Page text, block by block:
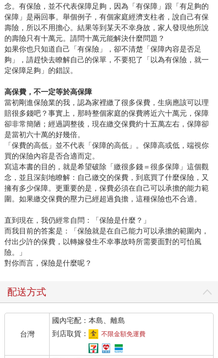
念。有保險，並不代表保障足夠，因為「有保障」跟「有足夠的
保障」是兩回事。舉個例子，有個家庭經濟支柱者，說自己有保
壽險，所以不用擔心。結果等到某天不幸身故，家人發現他所說
的壽險只有十萬元。請問十萬元能解決什麼問題？
如果你也只知道自己「有保險」，卻不清楚「保障內容是否足
夠」，請趕快去瞭解自己的保單，不要犯了「以為有保險，就一
定保障足夠」的錯誤。
高保費，不一定等於高保障
當初剛進保險業的我，認為家裡繳了很多保費，生病應該可以理
賠很多錢吧？事實上，那時整個家庭的保費將近六十萬元，保障
卻非常簡陋；經過調整後，現在繳交保費約十五萬左右，保障卻
是當初六十萬的好幾倍。
「保費的高低」並不代表「保障的高低」。保障高或低，端視你
買的保險內容是否合適而定。
寫這本書的目的，就是希望破除「繳很多錢＝很多保障」這個觀
念，並且深刻地瞭解：自己繳交的保費，到底買了什麼保險，又
擁有多少保障。更重要的是，保費必須在自己可以承擔的能力範
圍。如果繳交保費的壓力已經超過負擔，這種保險也不合適。
直到現在，我仍經常自問：「保險是什麼？」
而我目前的答案是：「保險就是在自己能力可以承擔的範圍內，
付出少許的保費，以轉嫁發生不幸事故時所需要面對的可怕風
險。」
對你而言，保險是什麼呢？
配送方式
台灣
國內宅配：本島、離島
到店取貨：
不限金額免運費